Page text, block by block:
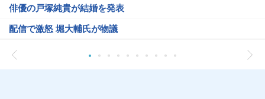
俳優の戸塚純貴が結婚を発表
配信で激怒 堀大輔氏が物議